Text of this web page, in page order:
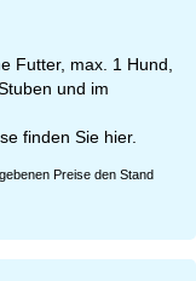
Futter, max. 1 Hund,
und im
finden Sie hier.
Preise den Stand